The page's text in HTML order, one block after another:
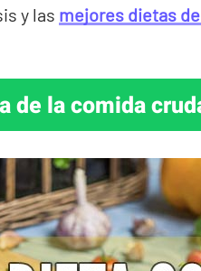
y las mejores dietas
de la comida